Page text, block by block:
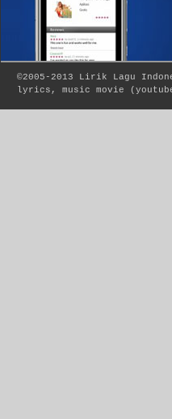
©2005-2013 Lirik Lagu
lyrics, music movie